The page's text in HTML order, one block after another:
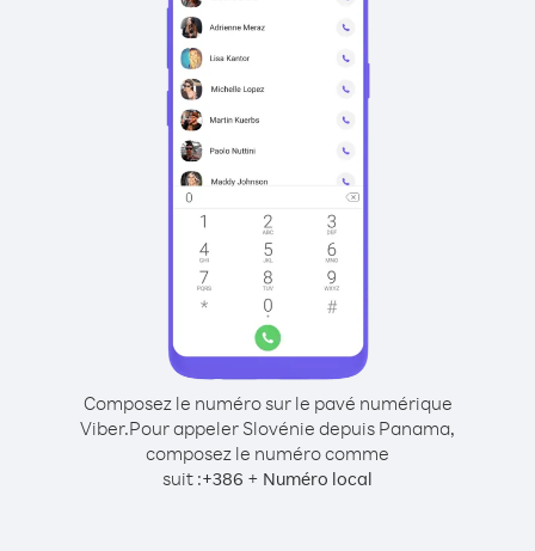
Composez le numéro sur le pavé numérique
Viber.Pour appeler Slovénie depuis Panama,
composez le numéro comme
suit :+386 + Numéro local